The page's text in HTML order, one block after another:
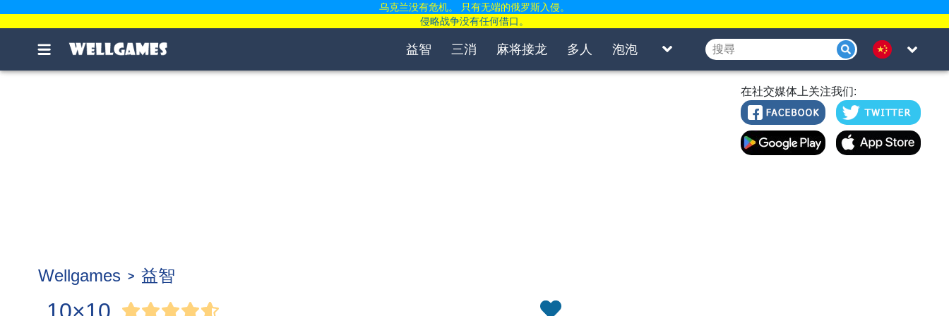
益智 三消 麻将接龙 多人 泡泡
在社交媒体上关注我们:
Wellgames 益智
乌克兰没有危机。 只有无端的俄罗斯入侵。
侵略战争没有任何借口。